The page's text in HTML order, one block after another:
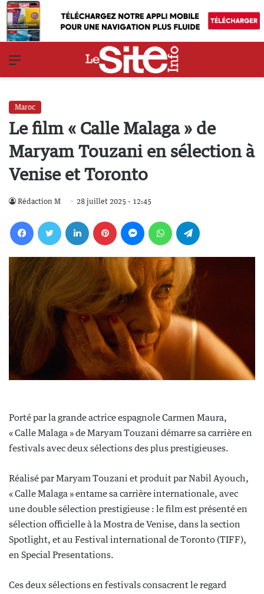
Maroc
Le film « Calle Malaga » de
Maryam Touzani en sélection à
Venise et Toronto
Rédaction M 28 juillet 2025 - 12:45
Porté par la grande actrice espagnole Carmen Maura,
« Calle Malaga » de Maryam Touzani démarre sa carrière en
festivals avec deux sélections des plus prestigieuses.
Réalisé par Maryam Touzani et produit par Nabil Ayouch,
« Calle Malaga » entame sa carrière internationale, avec
une double sélection prestigieuse : le film est présenté en
sélection officielle à la Mostra de Venise, dans la section
Spotlight, et au Festival international de Toronto (TIFF),
en Special Presentations.
Ces deux sélections en festivals consacrent le regard